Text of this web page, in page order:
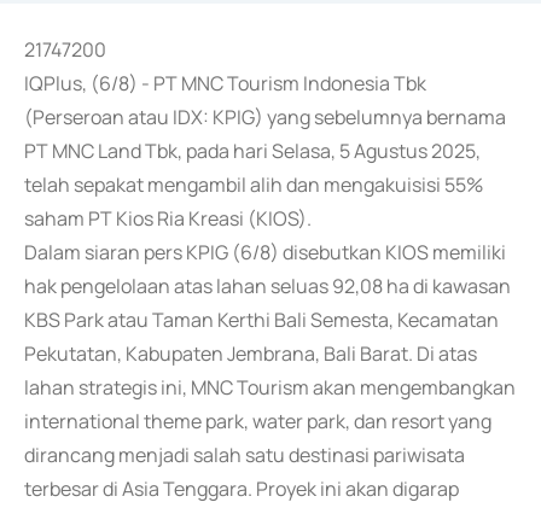
21747200
IQPlus, (6/8) - PT MNC Tourism Indonesia Tbk
(Perseroan atau IDX: KPIG) yang sebelumnya bernama
PT MNC Land Tbk, pada hari Selasa, 5 Agustus 2025,
telah sepakat mengambil alih dan mengakuisisi 55%
saham PT Kios Ria Kreasi (KIOS).
Dalam siaran pers KPIG (6/8) disebutkan KIOS memiliki
hak pengelolaan atas lahan seluas 92,08 ha di kawasan
KBS Park atau Taman Kerthi Bali Semesta, Kecamatan
Pekutatan, Kabupaten Jembrana, Bali Barat. Di atas
lahan strategis ini, MNC Tourism akan mengembangkan
international theme park, water park, dan resort yang
dirancang menjadi salah satu destinasi pariwisata
terbesar di Asia Tenggara. Proyek ini akan digarap